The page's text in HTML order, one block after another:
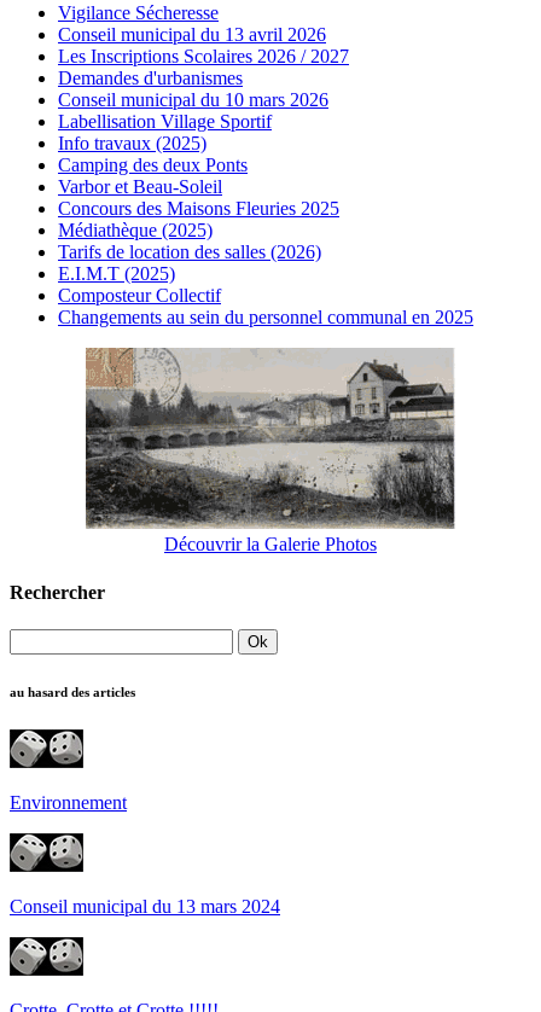
Vigilance Sécheresse
Conseil municipal du 13 avril 2026
Les Inscriptions Scolaires 2026 / 2027
Demandes d'urbanismes
Conseil municipal du 10 mars 2026
Labellisation Village Sportif
Info travaux (2025)
Camping des deux Ponts
Varbor et Beau-Soleil
Concours des Maisons Fleuries 2025
Médiathèque (2025)
Tarifs de location des salles (2026)
E.I.M.T (2025)
Composteur Collectif
Changements au sein du personnel communal en 2025
Découvrir la Galerie Photos
Rechercher
au hasard des articles
Environnement
Conseil municipal du 13 mars 2024